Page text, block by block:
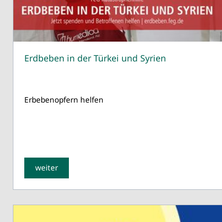
Erdbeben in der Türkei und Syrien
Erbebenopfern helfen
weiter